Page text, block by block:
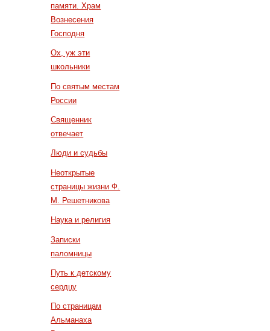
памяти. Храм
Вознесения
Господня
Ох, уж эти
школьники
По святым местам
России
Священник
отвечает
Люди и судьбы
Неоткрытые
страницы жизни Ф.
М. Решетникова
Наука и религия
Записки
паломницы
Путь к детскому
сердцу
По страницам
Альманаха